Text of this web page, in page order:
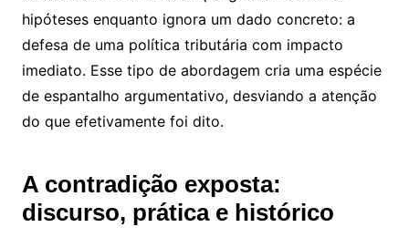
hipóteses enquanto ignora um dado concreto: a
defesa de uma política tributária com impacto
imediato. Esse tipo de abordagem cria uma espécie
de espantalho argumentativo, desviando a atenção
do que efetivamente foi dito.
A contradição exposta:
discurso, prática e histórico